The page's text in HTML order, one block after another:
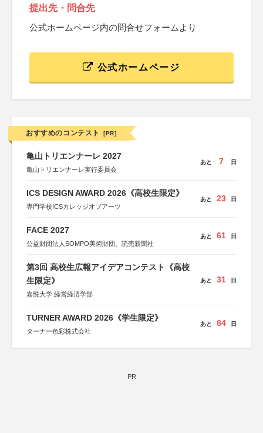
提出先・問合先
公式ホームページ内の問合せフォームより
公式ホームページ
おすすめのコンテスト [PR]
亀山トリエンナーレ 2027
亀山トリエンナーレ実行委員会
あと 7 日
ICS DESIGN AWARD 2026《高校生限定》
専門学校ICSカレッジオブアーツ
あと 23 日
FACE 2027
公益財団法人SOMPO美術財団、読売新聞社
あと 61 日
第3回 高校生広報アイデアコンテスト《高校
生限定》
嘉悦大学 経営経済学部
あと 31 日
TURNER AWARD 2026《学生限定》
ターナー色彩株式会社
あと 84 日
PR